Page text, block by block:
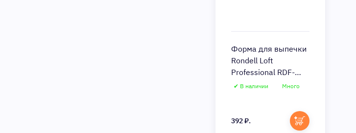
Форма для выпечки
Rondell Loft
Professional RDF-
1314 (Цвет: Gray)
✔ В наличии Много
392 ₽.